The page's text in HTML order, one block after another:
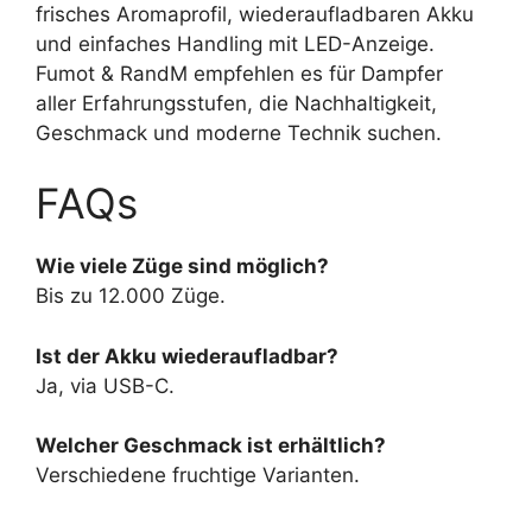
frisches Aromaprofil, wiederaufladbaren Akku
und einfaches Handling mit LED-Anzeige.
Fumot & RandM empfehlen es für Dampfer
aller Erfahrungsstufen, die Nachhaltigkeit,
Geschmack und moderne Technik suchen.
FAQs
Wie viele Züge sind möglich?
Bis zu 12.000 Züge.
Ist der Akku wiederaufladbar?
Ja, via USB-C.
Welcher Geschmack ist erhältlich?
Verschiedene fruchtige Varianten.